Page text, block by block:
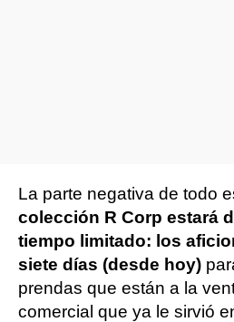
La parte negativa de todo
colección R Corp estará
tiempo limitado: los
siete días (desde hoy)
prendas que están a la
comercial que ya le sirvió